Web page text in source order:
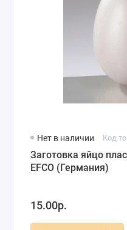
Нет в наличии Код
Заготовка яйцо
EFCO (Германия)
15.00р.